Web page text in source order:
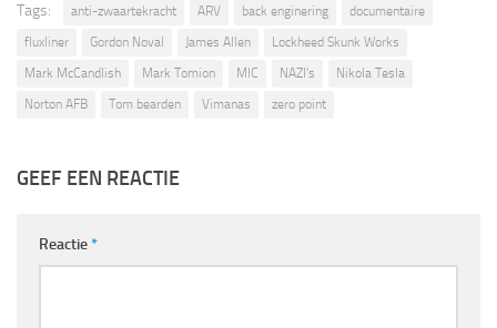
Tags: anti-zwaartekracht ARV back enginering
documentaire
fluxliner
Gordon Noval James Allen
Lockheed Skunk Works
Mark McCandlish
Mark Tomion MIC NAZI's
Nikola Tesla
Norton AFB
Tom bearden Vimanas zero point
GEEF EEN REACTIE
Reactie*